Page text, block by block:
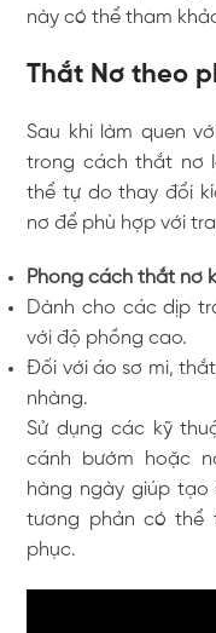
này có thể tham
Thắt Nơ theo
Sau khi làm quen
trong cách thắt nơ
thể tự do thay đổi
nơ để phù hợp với
Phong cách thắt nơ
Dành cho các dịp
với độ phồng cao.
Đối với áo sơ mi,
nhàng.
Sử dụng các kỹ
cánh bướm hoặc
hàng ngày giúp tạo
tương phản có thể
phục.